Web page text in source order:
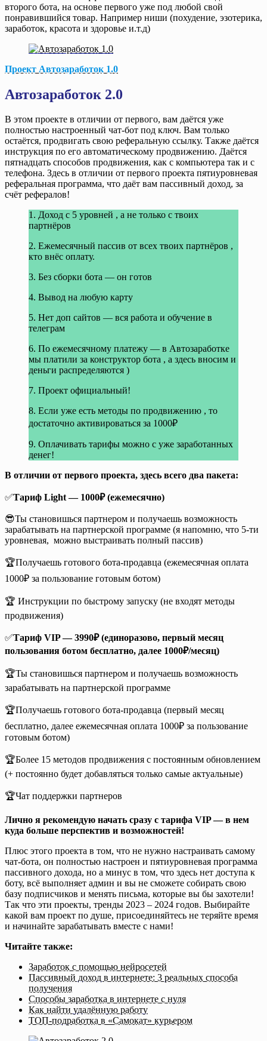
второго бота, на основе первого уже под любой свой
понравившийся товар. Например ниши (похудение, эзотерика,
заработок, красота и здоровье и.т.д)
Проект Автозаработок 1.0
Автозаработок 2.0
В этом проекте в отличии от первого, вам даётся уже
полностью настроенный чат-бот под ключ. Вам только
остаётся, продвигать свою реферальную ссылку. Также даётся
инструкция по его автоматическому продвижению. Даётся
пятнадцать способов продвижения, как с компьютера так и с
телефона. Здесь в отличии от первого проекта пятиуровневая
реферальная программа, что даёт вам пассивный доход, за
счёт рефералов!
1. Доход с 5 уровней , а не только с твоих
партнёров
2. Ежемесячный пассив от всех твоих партнёров ,
кто внёс оплату.
3. Без сборки бота — он готов
4. Вывод на любую карту
5. Нет доп сайтов — вся работа и обучение в
телеграм
6. По ежемесячному платежу — в Автозаработке
мы платили за конструктор бота , а здесь вносим и
деньги распределяются )
7. Проект официальный!
8. Если уже есть методы по продвижению , то
достаточно активироваться за 1000₽
9. Оплачивать тарифы можно с уже заработанных
денег!
В отличии от первого проекта, здесь всего два пакета:
✅Тариф Light — 1000₽ (ежемесячно)
😎Ты становишься партнером и получаешь возможность
зарабатывать на партнерской программе (я напомню, что 5-ти
уровневая, можно выстраивать полный пассив)
🏆Получаешь готового бота-продавца (ежемесячная оплата
1000₽ за пользование готовым ботом)
🏆 Инструкции по быстрому запуску (не входят методы
продвижения)
✅Тариф VIP — 3990₽ (единоразово, первый месяц
пользования ботом бесплатно, далее 1000₽/месяц)
🏆Ты становишься партнером и получаешь возможность
зарабатывать на партнерской программе
🏆Получаешь готового бота-продавца (первый месяц
бесплатно, далее ежемесячная оплата 1000₽ за пользование
готовым ботом)
🏆Более 15 методов продвижения с постоянным обновлением
(+ постоянно будет добавляться только самые актуальные)
🏆Чат поддержки партнеров
Лично я рекомендую начать сразу с тарифа VIP — в нем
куда больше перспектив и возможностей!
Плюс этого проекта в том, что не нужно настраивать самому
чат-бота, он полностью настроен и пятиуровневая программа
пассивного дохода, но а минус в том, что здесь нет доступа к
боту, всё выполняет админ и вы не сможете собирать свою
базу подписчиков и менять письма, которые вы бы захотели!
Так что эти проекты, тренды 2023 – 2024 годов. Выбирайте
какой вам проект по душе, присоединяйтесь не теряйте время
и начинайте зарабатывать вместе с нами!
Читайте также:
Заработок с помощью нейросетей
Пассивный доход в интернете: 3 реальных способа
получения
Способы заработка в интернете с нуля
Как найти удалённую работу
ТОП-подработка в «Самокат» курьером